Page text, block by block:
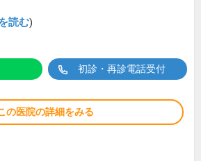
読む)
初診・再診電話受付
の医院の詳細をみる